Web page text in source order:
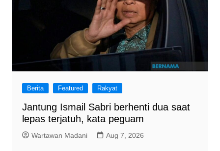
Berita Featured Rakyat
Jantung Ismail Sabri berhenti dua saat
lepas terjatuh, kata peguam
Wartawan Madani Aug 7, 2026